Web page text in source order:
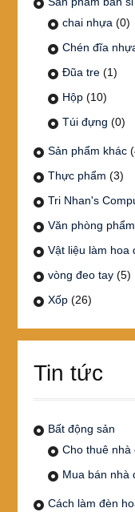
chai nhựa (0)
Chén đĩa
Đũa tre (1)
Hộp (10)
Túi đựng (0)
Sản phẩm khác
Thực phẩm (3)
Tri Nhan's
Văn phòng phẩm
Vật liệu làm hoa
vòng đeo tay (5)
Xốp (26)
Tin tức
Bất động sản
Cho thuê nhà
Mua bán nhà
Cách làm đèn